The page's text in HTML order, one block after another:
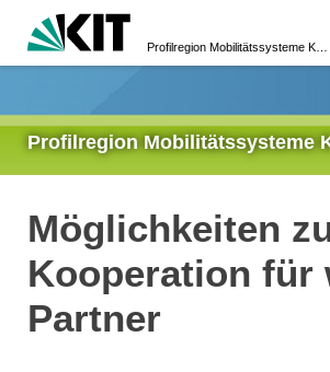
Profilregion Mobilitätssysteme
Möglichkeiten
Kooperation für
Partner